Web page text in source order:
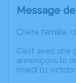
Message
Chère famille,
C’est avec
annonçons le
mardi 01